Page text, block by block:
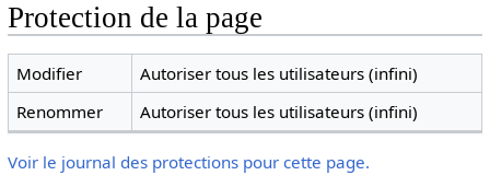
Protection de la page
Modifier
Autoriser tous les utilisateurs (infini)
Renommer
Autoriser tous les utilisateurs (infini)
Voir le journal des protections pour cette page.